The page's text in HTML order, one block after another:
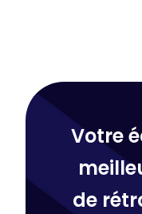
Votre
de